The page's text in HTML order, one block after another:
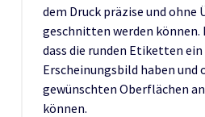
dem Druck präzise und ohne
geschnitten werden können.
dass die runden Etiketten
Erscheinungsbild haben und
gewünschten Oberflächen
können.